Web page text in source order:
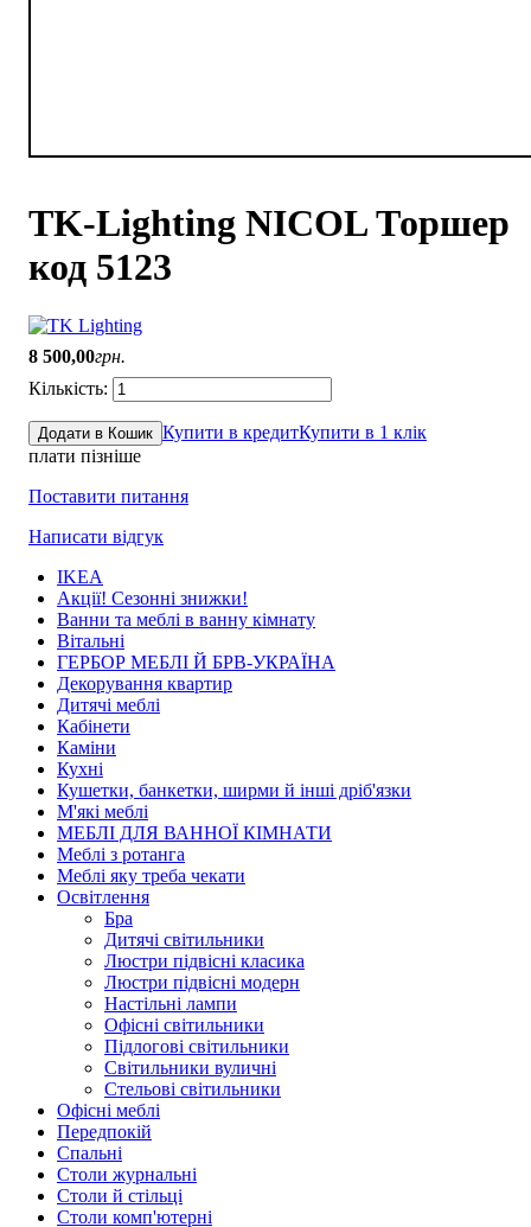
TK-Lighting NICOL Торшер
код 5123
8 500,00грн.
Додати в Кошик Купити в кредитКупити в 1 клік
плати пізніше
Поставити питання
Написати відгук
IKEA
Акції! Сезонні знижки!
Ванни та меблі в ванну кімнату
Вітальні
ГЕРБОР МЕБЛІ Й БРВ-УКРАЇНА
Декорування квартир
Дитячі меблі
Кабінети
Каміни
Кухні
Кушетки, банкетки, ширми й інші дріб'язки
М'які меблі
МЕБЛІ ДЛЯ ВАННОЇ КІМНАТИ
Меблі з ротанга
Меблі яку треба чекати
Освітлення
Бра
Дитячі світильники
Люстри підвісні класика
Люстри підвісні модерн
Настільні лампи
Офісні світильники
Підлогові світильники
Світильники вуличні
Стельові світильники
Офісні меблі
Передпокій
Спальні
Столи журнальні
Столи й стільці
Столи комп'ютерні